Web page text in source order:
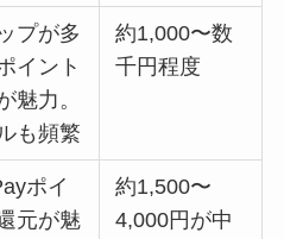
プが多
イント
魅力。
も頻繁
約1,000〜数
千円程度
ポイ
元が魅
約1,500〜
4,000円が中